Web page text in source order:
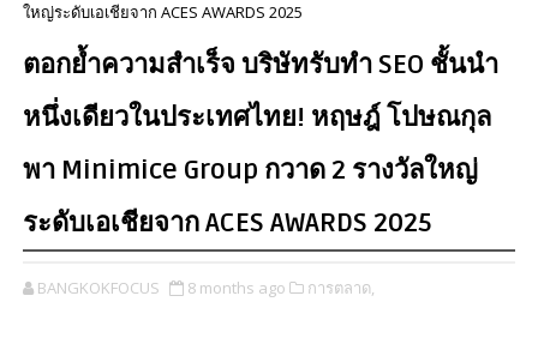
ใหญ่ระดับเอเชียจาก ACES AWARDS 2025
ตอกย้ำความสำเร็จ บริษัทรับทำ SEO ชั้นนำ
หนึ่งเดียวในประเทศไทย! หฤษฎ์ โปษณกุล
พา Minimice Group กวาด 2 รางวัลใหญ่
ระดับเอเชียจาก ACES AWARDS 2025
BANGKOKFOCUS 8 months ago การตลาด,